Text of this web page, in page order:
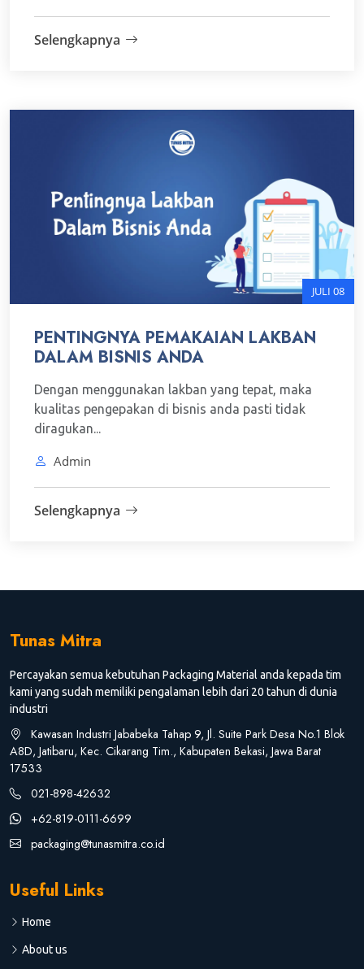
Selengkapnya
JULI 08
PENTINGNYA PEMAKAIAN LAKBAN
DALAM BISNIS ANDA
Dengan menggunakan lakban yang tepat, maka
kualitas pengepakan di bisnis anda pasti tidak
diragukan...
Admin
Selengkapnya
Tunas Mitra
Percayakan semua kebutuhan Packaging Material anda kepada tim
kami yang sudah memiliki pengalaman lebih dari 20 tahun di dunia
industri
Kawasan Industri Jababeka Tahap 9, Jl. Suite Park Desa No.1 Blok
A8D, Jatibaru, Kec. Cikarang Tim., Kabupaten Bekasi, Jawa Barat
17533
021-898-42632
+62-819-0111-6699
packaging@tunasmitra.co.id
Useful Links
Home
About us